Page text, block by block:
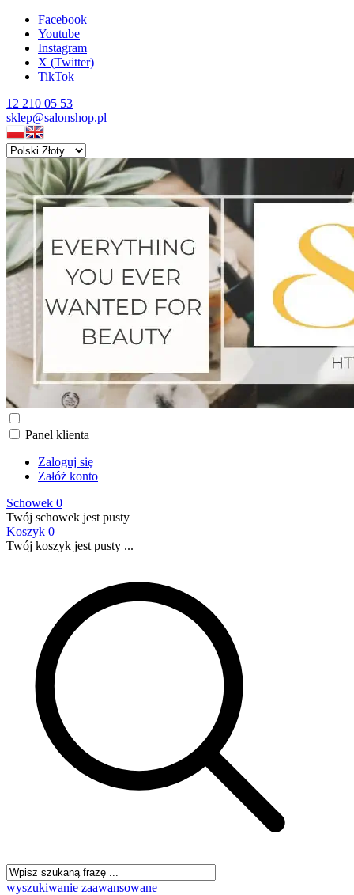
Facebook
Youtube
Instagram
X (Twitter)
TikTok
12 210 05 53
sklep@salonshop.pl
Panel klienta
Zaloguj się
Załóż konto
Schowek 0
Twój schowek jest pusty
Koszyk 0
Twój koszyk jest pusty ...
wyszukiwanie zaawansowane